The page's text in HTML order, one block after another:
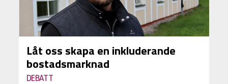
Låt oss skapa en inkluderande
bostadsmarknad
DEBATT